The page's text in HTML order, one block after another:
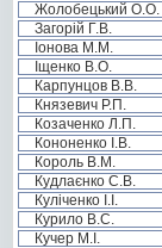
Жолобецький О.О.
Загорій Г.В.
Іонова М.М.
Іщенко В.О.
Карпунцов В.В.
Князевич Р.П.
Козаченко Л.П.
Кононенко І.В.
Король В.М.
Кудлаєнко С.В.
Куліченко І.І.
Курило В.С.
Кучер М.І.